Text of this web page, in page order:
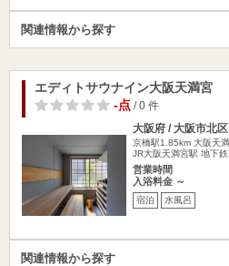
関連情報から探す
エディトサウナイン大阪天満宮
-点/ 0 件
大阪府 / 大阪市北区
京橋駅1.85km 大阪天
JR大阪天満宮駅 地下
営業時間
入浴料金 ～
宿泊 水風呂
関連情報から探す